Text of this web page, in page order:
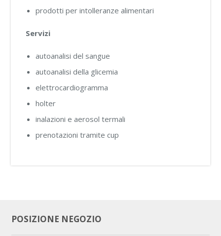
prodotti per intolleranze alimentari
Servizi
autoanalisi del sangue
autoanalisi della glicemia
elettrocardiogramma
holter
inalazioni e aerosol termali
prenotazioni tramite cup
POSIZIONE NEGOZIO